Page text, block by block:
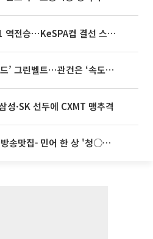
한화생명, 젠지에 2-1 역전승⋯KeSPA컵 결선 스테이지 2 직행
대규모 공급 ‘최후 카드’ 그린벨트⋯관건은 ‘속도’ [주택공급 승부수의 조건]
성·SK 선두에 CXMT 맹추격
'2TV 생생정보' 오늘방송맛집- 민어 한 상 '청○○○' vs 전복 한 상 '명○'